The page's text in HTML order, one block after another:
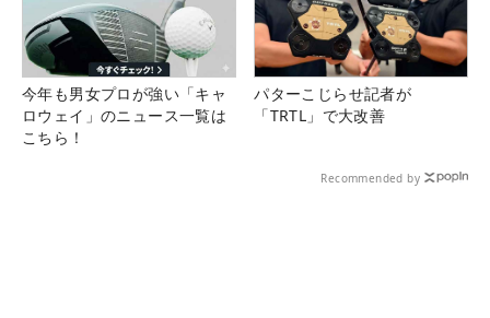
今年も男女プロが強い「キャ
ロウェイ」のニュース一覧は
こちら！
パターこじらせ記者が
「TRTL」で大改善
Recommended by